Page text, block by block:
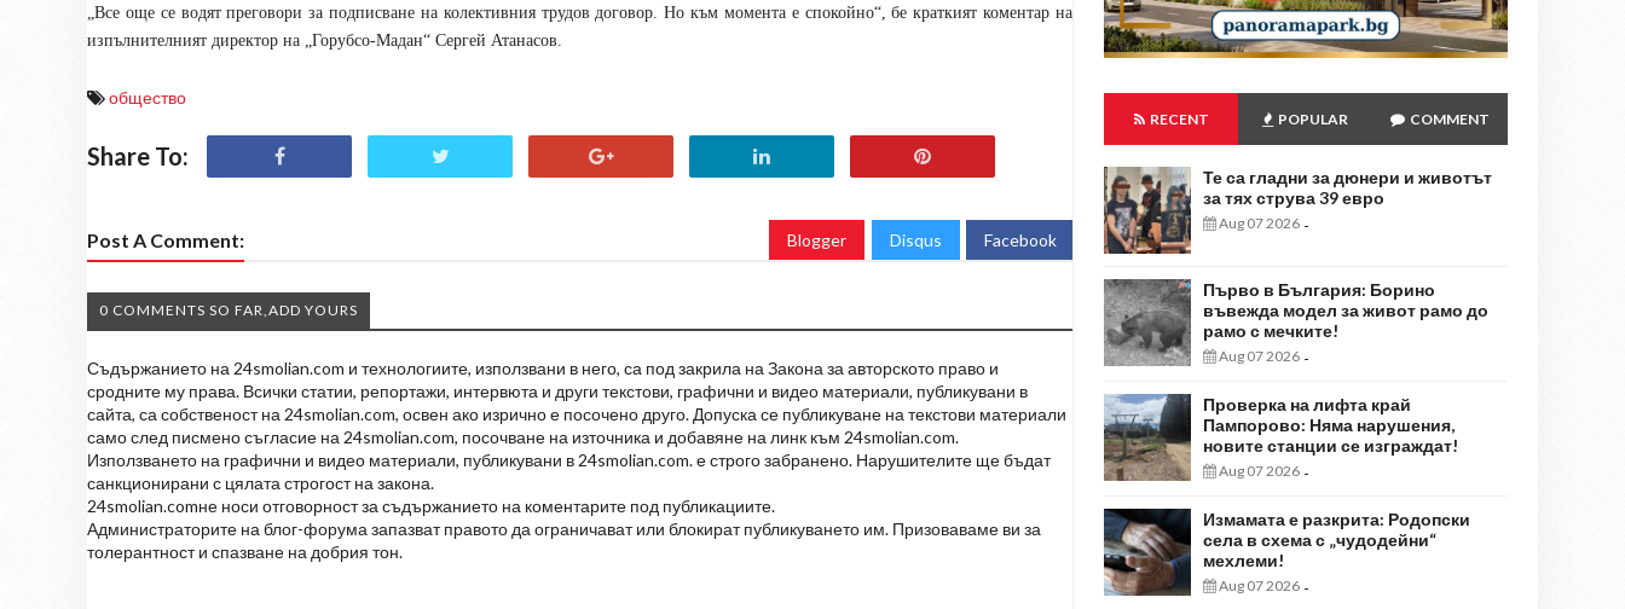
„Все още се водят преговори за подписване на колективния трудов договор. Но към момента е спокойно“, бе краткият коментар на
изпълнителният директор на „Горубсо-Мадан“ Сергей Атанасов.
общество
Share To:
Post A Comment: Blogger Disqus Facebook
0 COMMENTS SO FAR,ADD YOURS
Съдържанието на 24smolian.com и технологиите, използвани в него, са под закрила на Закона за авторското право и
сродните му права. Всички статии, репортажи, интервюта и други текстови, графични и видео материали, публикувани в
сайта, са собственост на 24smolian.com, освен ако изрично е посочено друго. Допуска се публикуване на текстови материали
само след писмено съгласие на 24smolian.com, посочване на източника и добавяне на линк към 24smolian.com.
Използването на графични и видео материали, публикувани в 24smolian.com. е строго забранено. Нарушителите ще бъдат
санкционирани с цялата строгост на закона.
24smolian.comне носи отговорност за съдържанието на коментарите под публикациите.
Администраторите на блог-форума запазват правото да ограничават или блокират публикуването им. Призоваваме ви за
толерантност и спазване на добрия тон.
RECENT POPULAR COMMENT
Те са гладни за дюнери и животът
за тях струва 39 евро
Aug 07 2026 -
Първо в България: Борино
въвежда модел за живот рамо до
рамо с мечките!
Aug 07 2026 -
Проверка на лифта край
Пампорово: Няма нарушения,
новите станции се изграждат!
Aug 07 2026 -
Измамата е разкрита: Родопски
села в схема с „чудодейни“
мехлеми!
Aug 07 2026 -